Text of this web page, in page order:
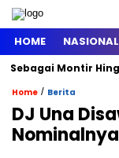
HOME NASIONAL
Montir
Home / Berita
DJ Una
Nominalnya